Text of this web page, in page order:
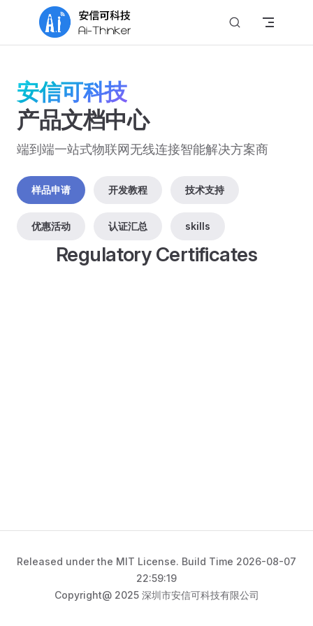
Skip to content
安信可科技
产品文档中心
端到端一站式物联网无线连接智能解决方案商
样品申请 开发教程 技术支持
优惠活动 认证汇总 skills
Regulatory Certificates
Released under the MIT License. Build Time 2026-08-07
22:59:19
Copyright@ 2025 深圳市安信可科技有限公司